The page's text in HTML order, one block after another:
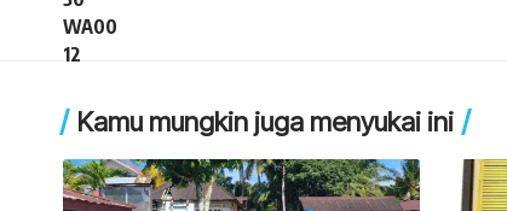
Kamu mungkin juga menyukai ini